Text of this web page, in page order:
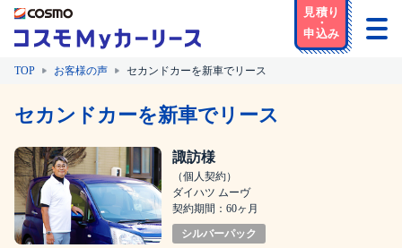
TOP お客様の声 セカンドカーを新車でリース
セカンドカーを新車でリース
諏訪様
（個人契約）
ダイハツ ムーヴ
契約期間：60ヶ月
シルバーパック